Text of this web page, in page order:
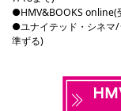
HMV&BOOKS online(
ユナイテッド・シネマ
準ずる)